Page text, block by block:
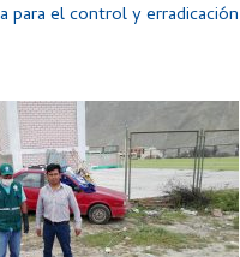
para el control y erradicación